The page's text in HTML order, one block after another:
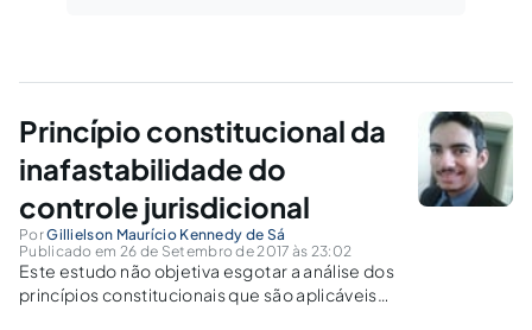
Princípio constitucional da
inafastabilidade do
controle jurisdicional
PorGillielson Maurício Kennedy de Sá
Publicado em 26 de Setembro de 2017 às 23:02
Este estudo não objetiva esgotar a análise dos
princípios constitucionais que são aplicáveis